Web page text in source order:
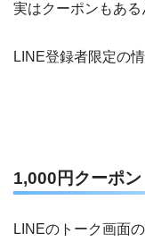
実はクーポンもある
LINE登録者限定の
1,000円クーポン
LINEのトーク画面